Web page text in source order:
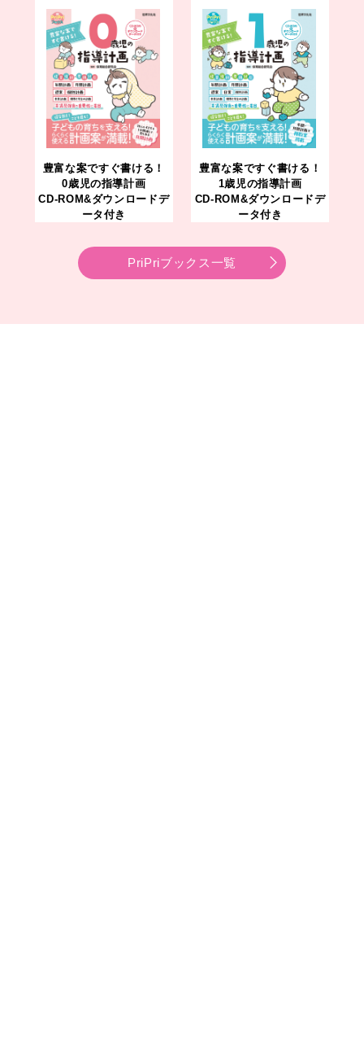
豊富な案ですぐ書ける！
0歳児の指導計画
CD-ROM&ダウンロードデ
ータ付き
豊富な案ですぐ書ける！
1歳児の指導計画
CD-ROM&ダウンロードデ
ータ付き
PriPriブックス一覧